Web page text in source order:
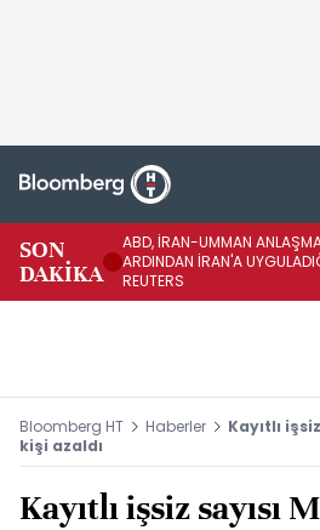
SON
DAKİKA
ABD, İRAN-UMMAN
ARDINDAN İRAN'A
REUTERS
Bloomberg HT Haberler
Kayıtlı
kişi azaldı
Kayıtlı işsiz sayısı